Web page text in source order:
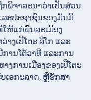
ກພິຈາລະນາວ່າເປັນສ່ວນ
ະປະຊາຊົນຂອງມັນມີ
ຫ້ແກ່ພົນລະເມືອງ
ງເປີໂຕະ ລິໂກ ແລະ
ານໂຕ້ວາທີ ແລະການ
ງການເມືອງຂອງເປີໂຕະ
ເອກະລາດ, ຫຼືຮັກສາ